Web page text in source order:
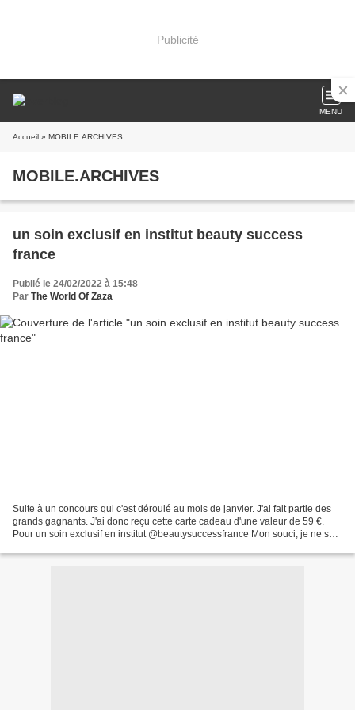
Publicité
MENU
Accueil » MOBILE.ARCHIVES
MOBILE.ARCHIVES
un soin exclusif en institut beauty success
france
Publié le 24/02/2022 à 15:48
Par The World Of Zaza
Suite à un concours qui c'est déroulé au mois de janvier. J'ai fait partie des
grands gagnants. J'ai donc reçu cette carte cadeau d'une valeur de 59 €.
Pour un soin exclusif en institut @beautysuccessfrance Mon souci, je ne sais